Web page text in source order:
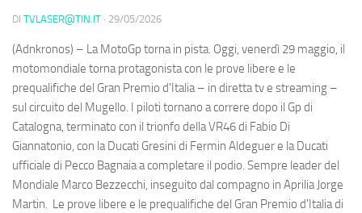
DI TVLASER@TIN.IT · 29/05/2026
(Adnkronos) – La MotoGp torna in pista. Oggi, venerdì 29 maggio, il
motomondiale torna protagonista con le prove libere e le
prequalifiche del Gran Premio d'Italia – in diretta tv e streaming –
sul circuito del Mugello. I piloti tornano a correre dopo il Gp di
Catalogna, terminato con il trionfo della VR46 di Fabio Di
Giannatonio, con la Ducati Gresini di Fermin Aldeguer e la Ducati
ufficiale di Pecco Bagnaia a completare il podio. Sempre leader del
Mondiale Marco Bezzecchi, inseguito dal compagno in Aprilia Jorge
Martin. Le prove libere e le prequalifiche del Gran Premio d'Italia di